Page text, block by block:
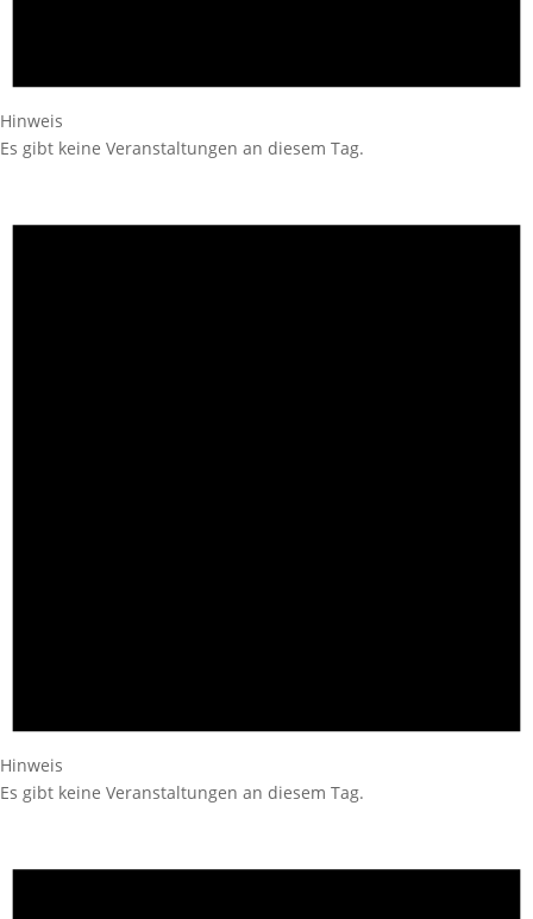
Hinweis
Es gibt keine Veranstaltungen an diesem Tag.
Hinweis
Es gibt keine Veranstaltungen an diesem Tag.